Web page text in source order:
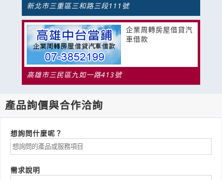
新北市三重區三和路三段111號
企業周轉房屋借貸汽
車借款
高雄市三民區九如一路413號
產品詢價與合作洽詢
想詢問什麼呢？
需求說明